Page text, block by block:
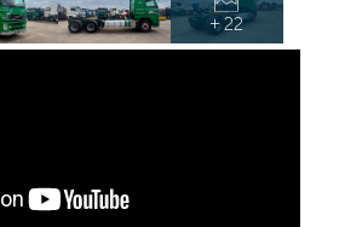
+ 22